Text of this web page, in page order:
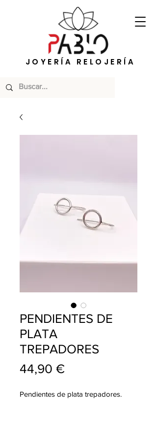
JOYERÍA RELOJERÍA
PENDIENTES DE
PLATA
TREPADORES
44,90 €Precio
Pendientes de plata trepadores.